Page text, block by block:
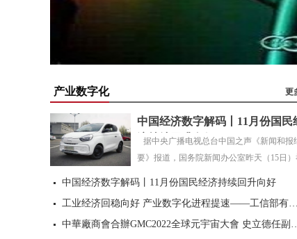
产业数字化 更
中国经济数字解码丨11月份国民
济持续回升向好
据中央广播电视总台中国之声《新闻和报
要》报道，国务院新闻办公室昨天（15日
中国经济数字解码丨11月份国民经济持续回升向好
工业经济回稳向好 产业数字化进程提速——工信部有关负责人解读2022年工业和信息化发展情况
中華廠商會合辦GMC2022全球元宇宙大